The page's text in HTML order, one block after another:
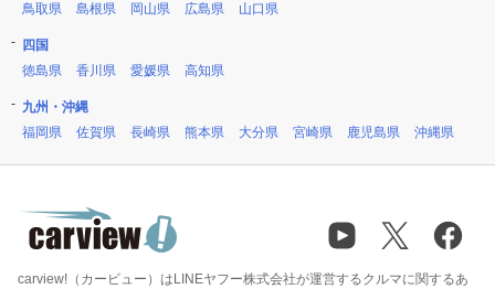
鳥取県
島根県 岡山県 広島県 山口県
四国
徳島県
香川県 愛媛県 高知県
九州・沖縄
福岡県
佐賀県 長崎県 熊本県 大分県 宮崎県 鹿児島県 沖縄県
carview!（カービュー）はLINEヤフー株式会社が運営するクルマに関するあ